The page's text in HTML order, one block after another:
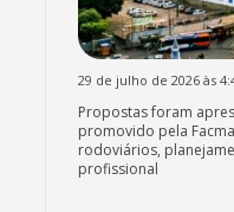
29 de julho de 2026 às
Propostas foram
promovido pela
rodoviários,
profissional